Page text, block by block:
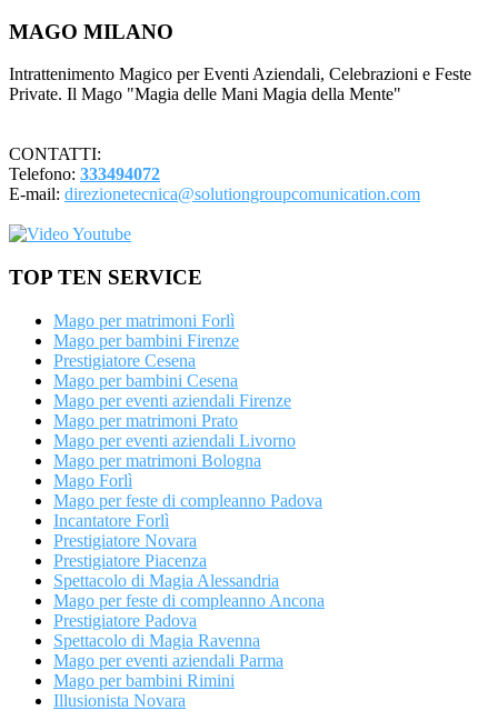
Footer
MAGO MILANO
Intrattenimento Magico per Eventi Aziendali, Celebrazioni e Feste
Private. Il Mago "Magia delle Mani Magia della Mente"
CONTATTI:
Telefono: 333494072
E-mail: direzionetecnica@solutiongroupcomunication.com
TOP TEN SERVICE
Mago per matrimoni Forlì
Mago per bambini Firenze
Prestigiatore Cesena
Mago per bambini Cesena
Mago per eventi aziendali Firenze
Mago per matrimoni Prato
Mago per eventi aziendali Livorno
Mago per matrimoni Bologna
Mago Forlì
Mago per feste di compleanno Padova
Incantatore Forlì
Prestigiatore Novara
Prestigiatore Piacenza
Spettacolo di Magia Alessandria
Mago per feste di compleanno Ancona
Prestigiatore Padova
Spettacolo di Magia Ravenna
Mago per eventi aziendali Parma
Mago per bambini Rimini
Illusionista Novara